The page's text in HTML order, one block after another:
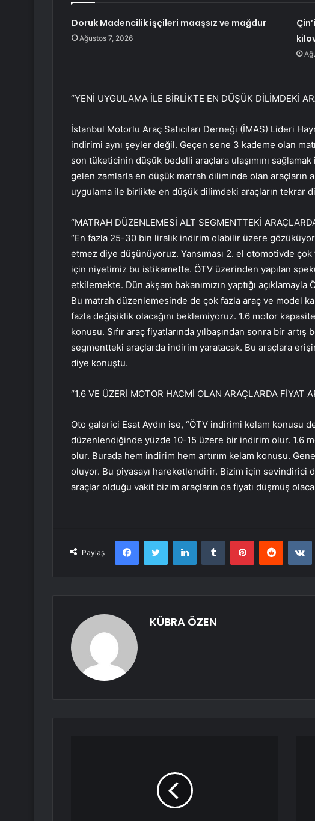
Doruk Madencilik işçileri maaşsız ve mağdur
Ağustos 7, 2026
“YENİ UYGULAMA İLE BİRLİKTE EN DÜŞÜK DİLİMDEKİ
İstanbul Motorlu Araç Satıcıları Derneği (İMAS) Lideri
indirimi aynı şeyler değil. Geçen sene 3 kademe olan
son tüketicinin düşük bedelli araçlara ulaşımını
gelen zamlarla en düşük matrah diliminde olan araçların
uygulama ile birlikte en düşük dilimdeki araçların tekrar
“MATRAH DÜZENLEMESİ ALT SEGMENTTEKİ
“En fazla 25-30 bin liralık indirim olabilir üzere
etmez diye düşünüyoruz. Yansıması 2. el otomotivde
için niyetimiz bu istikamette. ÖTV üzerinden yapılan
etkilemekte. Dün akşam bakanımızın yaptığı
Bu matrah düzenlemesinde de çok fazla araç ve model
fazla değişiklik olacağını beklemiyoruz. 1.6 motor
konusu. Sıfır araç fiyatlarında yılbaşından sonra bir
segmentteki araçlarda indirim yaratacak. Bu araçlara
diye konuştu.
“1.6 VE ÜZERİ MOTOR HACMİ OLAN ARAÇLARDA FİYAT
Oto galerici Esat Aydın ise, “ÖTV indirimi kelam konusu
düzenlendiğinde yüzde 10-15 üzere bir indirim olur. 1.6
olur. Burada hem indirim hem artırım kelam konusu.
oluyor. Bu piyasayı hareketlendirir. Bizim için sevindirici
araçlar olduğu vakit bizim araçların da fiyatı düşmüş
Paylaş
FacebookTwitter LinkedInTumblr PinterestReddit
KÜBRA ÖZEN